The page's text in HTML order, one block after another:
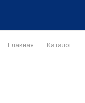
Главная Каталог